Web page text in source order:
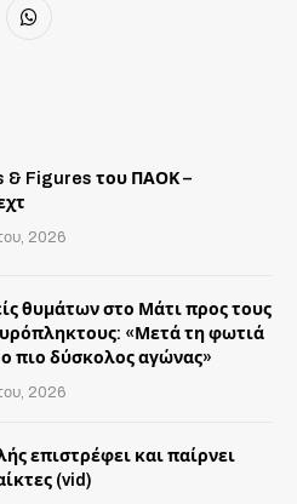
WhatsApp
& Figures του ΠΑΟΚ –
2026
θυμάτων στο Μάτι προς τους
«Μετά τη φωτιά
ο πιο δύσκολος αγώνας»
2026
επιστρέφει και παίρνει
(vid)